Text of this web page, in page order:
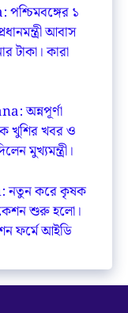
১
আবাস
টাকা। কারা
অন্নপূর্ণা
খুশির খবর ও
মুখ্যমন্ত্রী।
নতুন করে কৃষক
শুরু হলো।
ফর্মে আইডি